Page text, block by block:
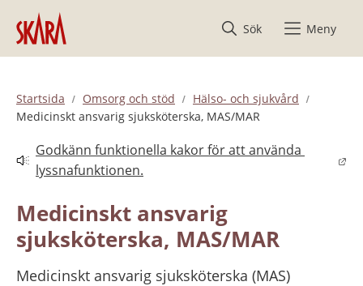
Hoppa till innehåll
Sök
Meny
Startsida Omsorg och stöd
Hälso- och sjukvård
Medicinskt ansvarig sjuksköterska, MAS/MAR
Godkänn funktionella kakor för att använda
lyssnafunktionen.
Länk till annan webbplats.
Medicinskt ansvarig
sjuksköterska, MAS/MAR
Medicinskt ansvarig sjuksköterska (MAS)